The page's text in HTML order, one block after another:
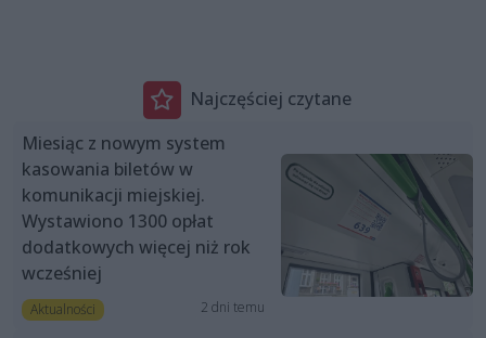
Najczęściej czytane
Miesiąc z nowym system
kasowania biletów w
komunikacji miejskiej.
Wystawiono 1300 opłat
dodatkowych więcej niż rok
wcześniej
Aktualności 2 dni temu